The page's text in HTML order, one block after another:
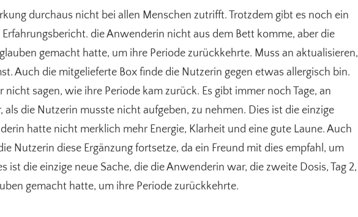
durchaus nicht bei allen Menschen zutrifft. Trotzdem gibt es noch ein
die Anwenderin nicht aus dem Bett komme, aber die
gemacht hatte, um ihre Periode zurückkehrte. Muss an aktualisieren,
Auch die mitgelieferte Box finde die Nutzerin gegen etwas allergisch bin.
nicht sagen, wie ihre Periode kam zurück. Es gibt immer noch Tage, an
die Nutzerin musste nicht aufgeben, zu nehmen. Dies ist die einzige
hatte nicht merklich mehr Energie, Klarheit und eine gute Laune. Auch
Nutzerin diese Ergänzung fortsetze, da ein Freund mit dies empfahl, um
ist die einzige neue Sache, die die Anwenderin war, die zweite Dosis, Tag 2,
gemacht hatte, um ihre Periode zurückkehrte.